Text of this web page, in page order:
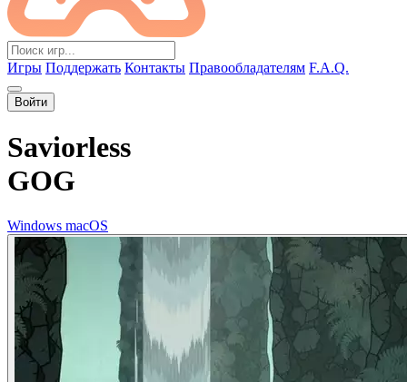
Игры Поддержать Контакты Правообладателям F.A.Q.
Войти
Saviorless
GOG
Windows macOS